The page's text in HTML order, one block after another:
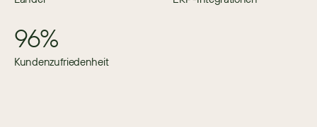
96%
Kundenzufriedenheit